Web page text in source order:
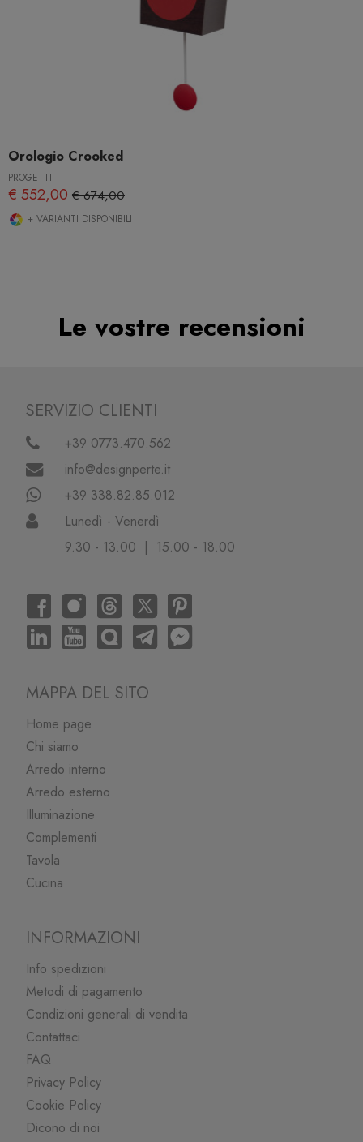
Orologio Crooked
PROGETTI
€ 552,00 € 674,00
+ VARIANTI DISPONIBILI
Le vostre recensioni
SERVIZIO CLIENTI
+39 0773.470.562
info@designperte.it
+39 338.82.85.012
Lunedì - Venerdì
9.30 - 13.00 | 15.00 - 18.00
MAPPA DEL SITO
Home page
Chi siamo
Arredo interno
Arredo esterno
Illuminazione
Complementi
Tavola
Cucina
INFORMAZIONI
Info spedizioni
Metodi di pagamento
Condizioni generali di vendita
Contattaci
FAQ
Privacy Policy
Cookie Policy
Dicono di noi